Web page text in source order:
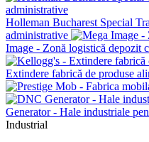
Holleman Bucharest Special
administrative
Image - Zonă logistică depozit
Extindere fabrică de produse
Generator - Hale industriale
Industrial